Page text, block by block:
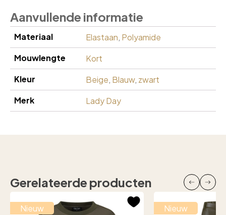
Aanvullende informatie
Materiaal Elastaan, Polyamide
Mouwlengte
Kort
Kleur
Beige, Blauw, zwart
Merk
Lady Day
Gerelateerde producten
Nieuw Nieuw